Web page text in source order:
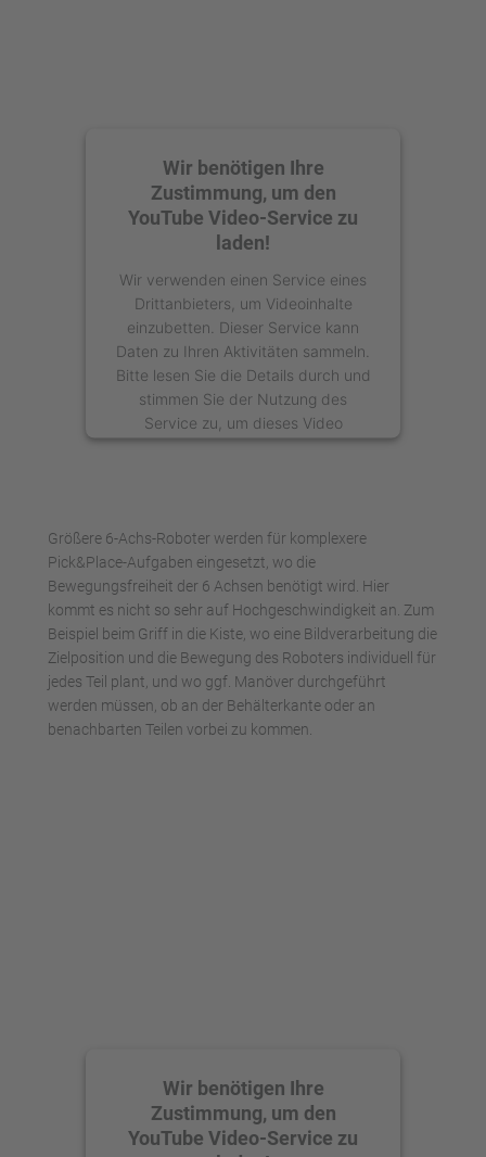
Wir benötigen Ihre
Zustimmung, um den
YouTube Video-Service zu
laden!
Wir verwenden einen Service eines
Drittanbieters, um Videoinhalte
einzubetten. Dieser Service kann
Daten zu Ihren Aktivitäten sammeln.
Bitte lesen Sie die Details durch und
stimmen Sie der Nutzung des
Service zu, um dieses Video
anzusehen.
Akzeptieren
powered by
Usercentrics Consent
Management Platform
Größere 6-Achs-Roboter werden für komplexere
Pick&Place-Aufgaben eingesetzt, wo die
Bewegungsfreiheit der 6 Achsen benötigt wird. Hier
kommt es nicht so sehr auf Hochgeschwindigkeit an. Zum
Beispiel beim Griff in die Kiste, wo eine Bildverarbeitung die
Zielposition und die Bewegung des Roboters individuell für
jedes Teil plant, und wo ggf. Manöver durchgeführt
werden müssen, ob an der Behälterkante oder an
benachbarten Teilen vorbei zu kommen.
Wir benötigen Ihre
Zustimmung, um den
YouTube Video-Service zu